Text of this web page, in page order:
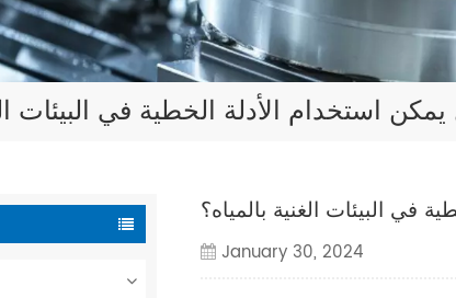
استخدام الأدلة الخطية في البيئات
في البيئات الغنية بالمياه؟
January 30, 2024